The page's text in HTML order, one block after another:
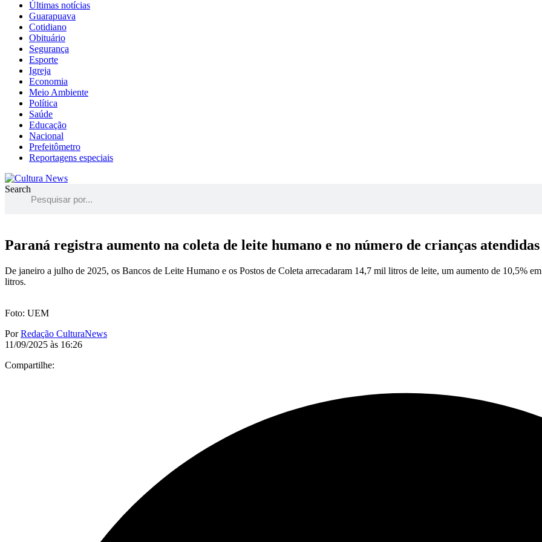
Últimas notícias
Guarapuava
Cotidiano
Obituário
Segurança
Esporte
Igreja
Economia
Meio Ambiente
Política
Saúde
Educação
Nacional
Prefeitômetro
Reportagens especiais
Search
Paraná registra aumento na coleta de leite humano e no número de crianças atendidas
De janeiro a julho de 2025, os Bancos de Leite Humano e os Postos de Coleta arrecadaram 14,7 mil litros de leite, um aumento de 10,5%
litros.
Foto: UEM
PorRedação CulturaNews
11/09/2025 às 16:26
Compartilhe: